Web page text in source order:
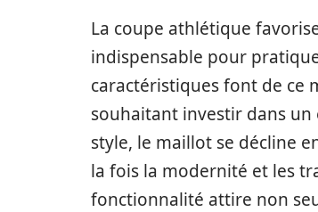
La coupe athlétique
indispensable pour
caractéristiques font de ce
souhaitant investir dans
style, le maillot se décline
la fois la modernité et les
fonctionnalité attire non